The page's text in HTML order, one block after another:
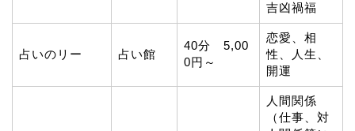
吉凶禍福
占いのリー 占い館
40分 5,00
0円～
恋愛、相
性、人生、
開運
人間関係
（仕事、対